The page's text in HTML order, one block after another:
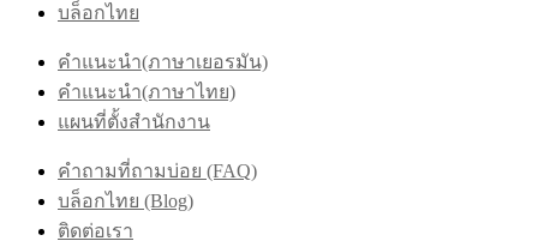
บล็อกไทย
คำแนะนำ(ภาษาเยอรมัน)
คำแนะนำ(ภาษาไทย)
แผนที่ตั้งสำนักงาน
คำถามที่ถามบ่อย (FAQ)
บล็อกไทย (Blog)
ติดต่อเรา